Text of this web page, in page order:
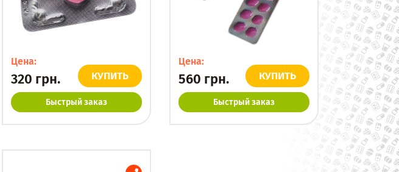
Цена:
320 грн. КУПИТЬ
Быстрый заказ
Цена:
560 грн. КУПИТЬ
Быстрый заказ